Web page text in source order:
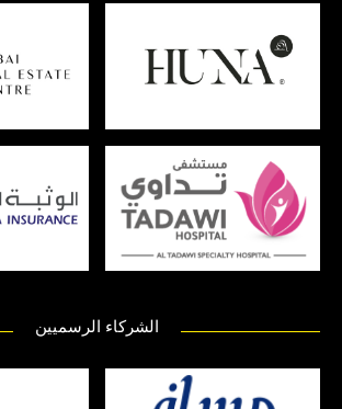
الشركاء الرسميين